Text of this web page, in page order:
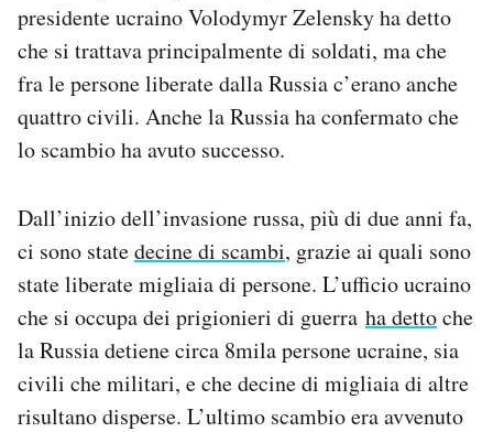
Area Personale
Newsletter
Notifiche mobile
Regala il Post
Hai bisogno di aiuto?
Esci
presidente ucraino Volodymyr Zelensky ha detto
che si trattava principalmente di soldati, ma che
fra le persone liberate dalla Russia c’erano anche
quattro civili. Anche la Russia ha confermato che
lo scambio ha avuto successo.
Dall’inizio dell’invasione russa, più di due anni fa,
ci sono statedecine di scambi, grazie ai quali sono
state liberate migliaia di persone. L’ufficio ucraino
che si occupa dei prigionieri di guerra ha dettoche
la Russia detiene circa 8mila persone ucraine, sia
civili che militari, e che decine di migliaia di altre
risultano disperse. L’ultimo scambio era avvenuto